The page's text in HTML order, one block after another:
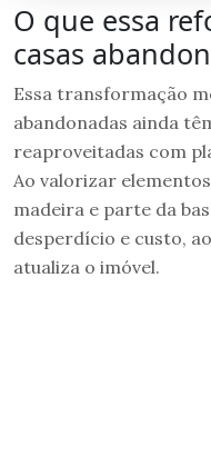
O que essa
casas
Essa transformação
abandonadas ainda
reaproveitadas com
Ao valorizar
madeira e parte da
desperdício e custo,
atualiza o imóvel.